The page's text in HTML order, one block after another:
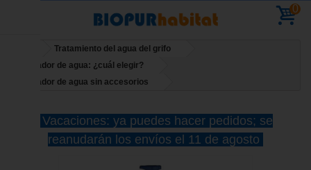
0
Tratamiento del agua del grifo
Purificador de agua: ¿cuál elegir?
Purificador de agua sin accesorios
Vacaciones: ya puedes hacer pedidos; se
reanudarán los envíos el 11 de agosto